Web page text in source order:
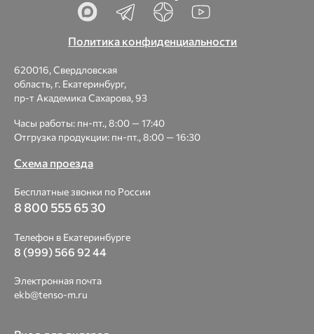
Политика конфиденциальности
620016, Свердловская
область, г. Екатеринбург,
пр-т Академика Сахарова, 93
Часы работы: пн-пт., 8:00 — 17:40
Отгрузка продукции: пн-пт., 8:00 — 16:30
Схема проезда
Бесплатные звонки по России
8 800 555 65 30
Телефон в Екатеринбурге
8 (999) 566 92 44
Электронная почта
ekb@tenso-m.ru